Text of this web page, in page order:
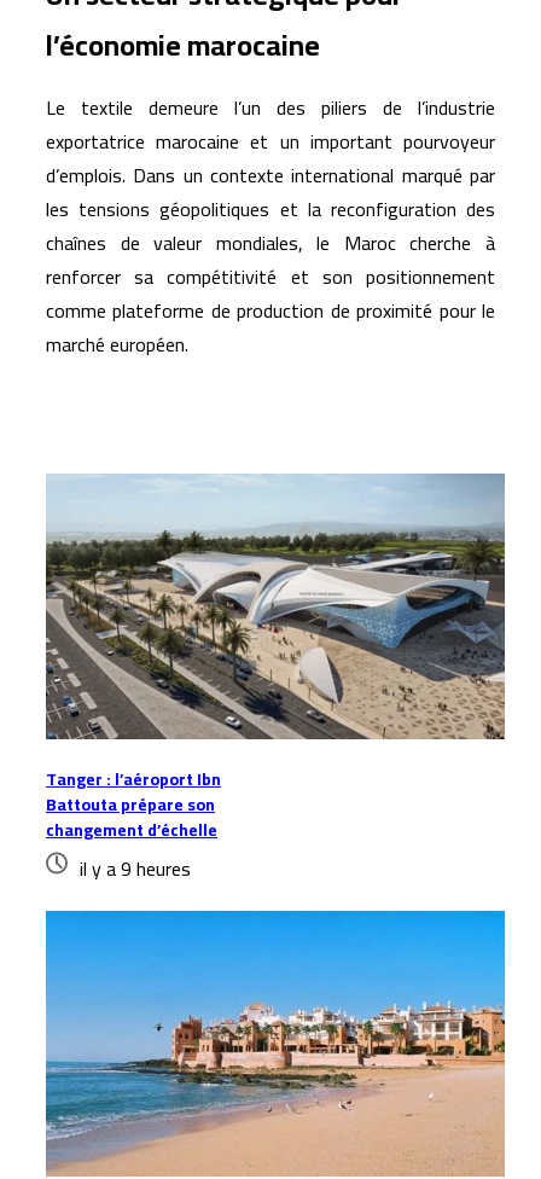
l’économie marocaine
Le textile demeure l’un des piliers de l’industrie
exportatrice marocaine et un important pourvoyeur
d’emplois. Dans un contexte international marqué par
les tensions géopolitiques et la reconfiguration des
chaînes de valeur mondiales, le Maroc cherche à
renforcer sa compétitivité et son positionnement
comme plateforme de production de proximité pour le
marché européen.
Tanger : l’aéroport Ibn
Battouta prépare son
changement d’échelle
il y a 9 heures